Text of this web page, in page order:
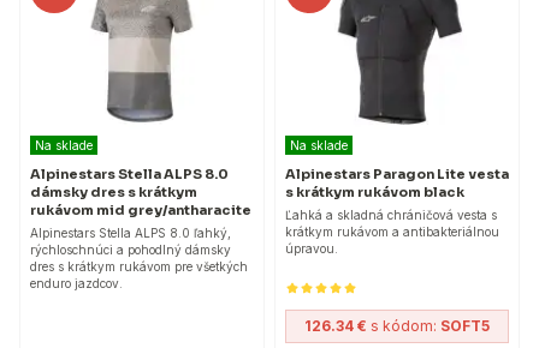
Na sklade
Alpinestars Stella ALPS 8.0
dámsky dres s krátkym
rukávom mid grey/antharacite
Alpinestars Stella ALPS 8.0 ľahký,
rýchloschnúci a pohodlný dámsky
dres s krátkym rukávom pre všetkých
enduro jazdcov.
Na sklade
Alpinestars Paragon Lite vesta
s krátkym rukávom black
Ľahká a skladná chráničová vesta s
krátkym rukávom a antibakteriálnou
úpravou.
126.34 € s kódom: SOFT5